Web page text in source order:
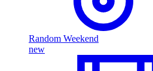
Random Weekend
new